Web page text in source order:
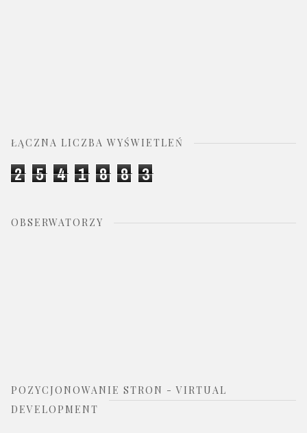
ŁĄCZNA LICZBA WYŚWIETLEŃ
2 5 4 1 8 8 3
OBSERWATORZY
POZYCJONOWANIE STRON - VIRTUAL
DEVELOPMENT